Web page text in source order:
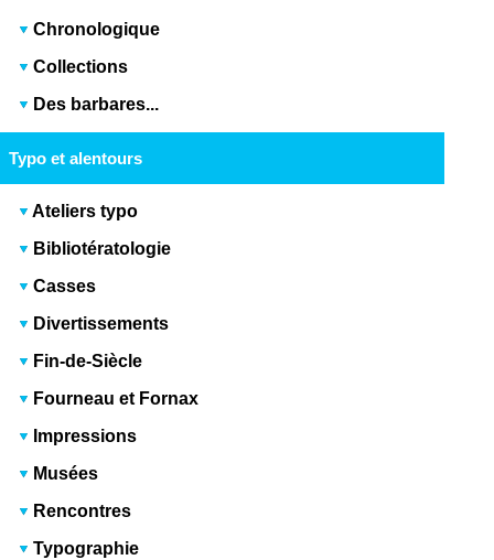
Chronologique
Collections
Des barbares...
Typo et alentours
Ateliers typo
Bibliotératologie
Casses
Divertissements
Fin-de-Siècle
Fourneau et Fornax
Impressions
Musées
Rencontres
Typographie